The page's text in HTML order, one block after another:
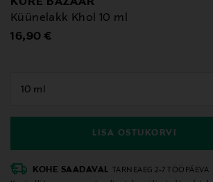
Küünelakk Khol 10 ml
Original Price
16,90 €
LISA OSTUKORVI
KOHE SAADAVAL TARNEAEG 2-7 TÖÖPÄEVA